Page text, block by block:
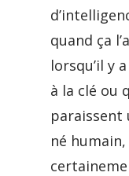
quand ça
lorsqu’il y
à la clé ou
paraissent
né